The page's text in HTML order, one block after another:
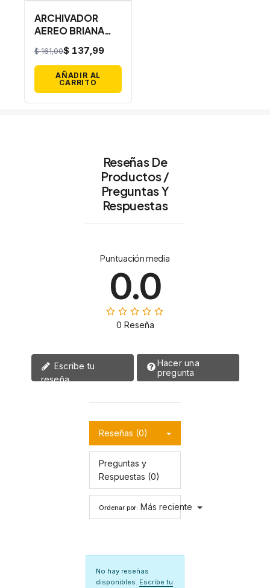
ARCHIVADOR
AEREO BRIANA
COLOR BLANCO
$ 161,00$ 137,99
AÑADIR AL
CARRITO
Reseñas De
Productos /
Preguntas Y
Respuestas
Puntuación media
0.0
0 Reseña
reseña
Hacer una
pregunta
Reseñas (0)
Preguntas y
Respuestas (0)
Ordenar por: Más reciente
No hay reseñas
disponibles. Escribe tu